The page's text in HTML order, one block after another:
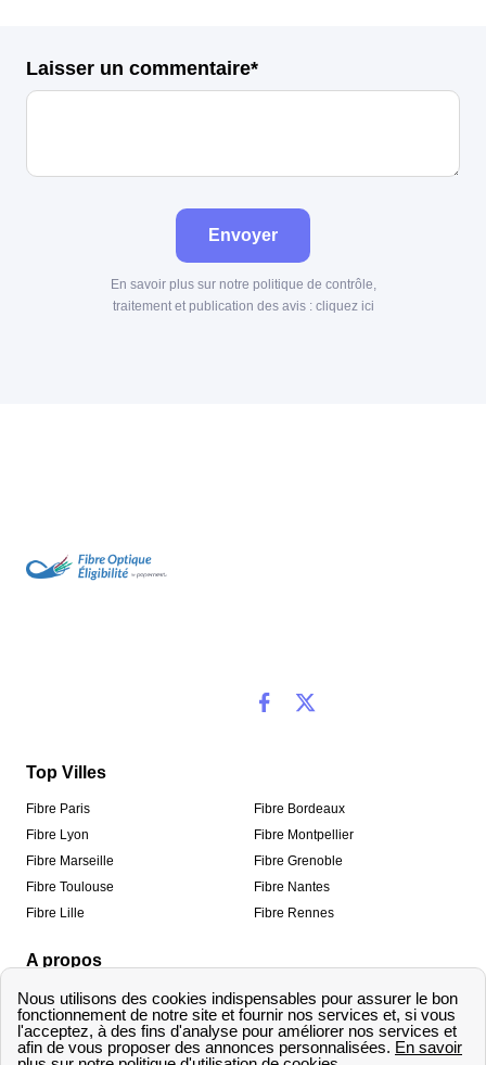
Laisser un commentaire*
Envoyer
En savoir plus sur notre politique de contrôle,
traitement et publication des avis : cliquez ici
Top Villes
Fibre Paris
Fibre Lyon
Fibre Marseille
Fibre Toulouse
Fibre Lille
Fibre Bordeaux
Fibre Montpellier
Fibre Grenoble
Fibre Nantes
Fibre Rennes
A propos
Qui sommes-nous ?
Informations de contact
Méthodologie de classement
Mentions légales
Traitement des avis